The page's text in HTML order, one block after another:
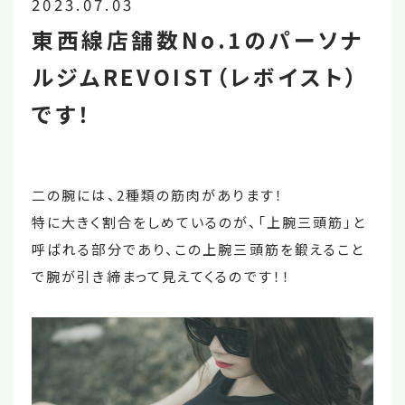
2023.07.03
東西線店舗数No.1のパーソナ
ルジムREVOIST（レボイスト）
です！
二の腕には、2種類の筋肉があります！
特に大きく割合をしめているのが、「上腕三頭筋」と
呼ばれる部分であり、この上腕三頭筋を鍛えること
で腕が引き締まって見えてくるのです！！